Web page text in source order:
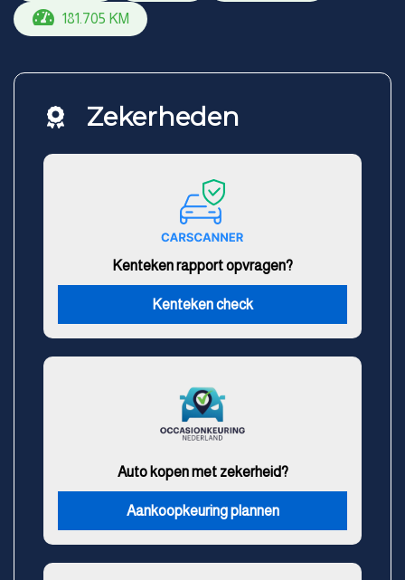
181.705 KM
Zekerheden
Kenteken rapport opvragen?
Kenteken check
Auto kopen met zekerheid?
Aankoopkeuring plannen